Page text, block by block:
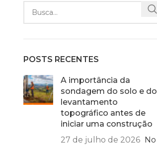
POSTS RECENTES
A importância da
sondagem do solo e do
levantamento
topográfico antes de
iniciar uma construção
27 de julho de 2026 No